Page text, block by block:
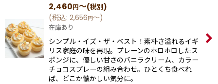
2,460円～(税別)
(税込: 2,656円～)
在庫あり
シンプル‧イズ‧ザ‧ベスト！素朴さ溢れるイギ
リス家庭の味を再現。プレーンのホロホロしたス
ポンジに、優しい⽢さのバニラクリーム、カラー
チョコスプレーの組み合わせ。ひとくち⾷べれ
ば、どこか懐かしい気分に。